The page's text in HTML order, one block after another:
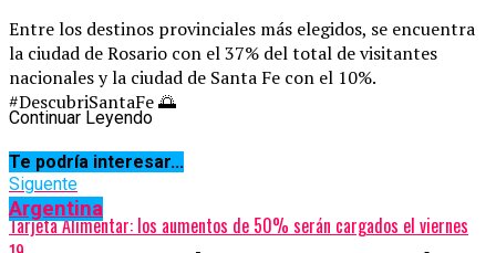
Entre los destinos provinciales más elegidos, se encuentra
la ciudad de Rosario con el 37% del total de visitantes
nacionales y la ciudad de Santa Fe con el 10%.
#DescubriSantaFe 🌅
Temas relacionados:
Siguente
Tarjeta Alimentar: los aumentos de 50% serán cargados el viernes
Continuar Leyendo
Te podría interesar...
Argentina